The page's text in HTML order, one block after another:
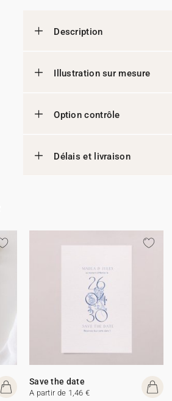
Description
Illustration sur mesure
Option contrôle
Délais et livraison
Save the date
A partir de 1,46 €